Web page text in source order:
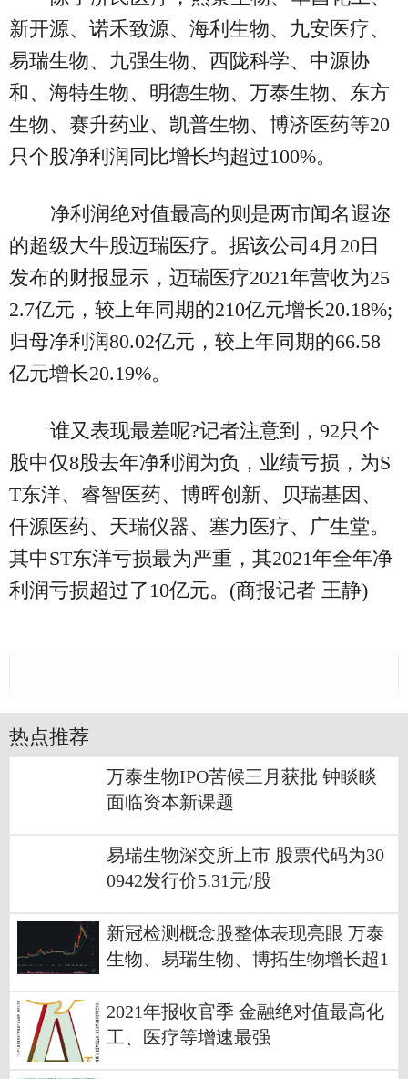
新开源、诺禾致源、海利生物、九安医疗、
易瑞生物、九强生物、西陇科学、中源协
和、海特生物、明德生物、万泰生物、东方
生物、赛升药业、凯普生物、博济医药等20
只个股净利润同比增长均超过100%。
净利润绝对值最高的则是两市闻名遐迩
的超级大牛股迈瑞医疗。据该公司4月20日
发布的财报显示，迈瑞医疗2021年营收为25
2.7亿元，较上年同期的210亿元增长20.18%;
归母净利润80.02亿元，较上年同期的66.58
亿元增长20.19%。
谁又表现最差呢?记者注意到，92只个
股中仅8股去年净利润为负，业绩亏损，为S
T东洋、睿智医药、博晖创新、贝瑞基因、
仟源医药、天瑞仪器、塞力医疗、广生堂。
其中ST东洋亏损最为严重，其2021年全年净
利润亏损超过了10亿元。(商报记者 王静)
热点推荐
万泰生物IPO苦候三月获批 钟睒睒
面临资本新课题
易瑞生物深交所上市 股票代码为30
0942发行价5.31元/股
新冠检测概念股整体表现亮眼 万泰
生物、易瑞生物、博拓生物增长超1
2021年报收官季 金融绝对值最高化
工、医疗等增速最强